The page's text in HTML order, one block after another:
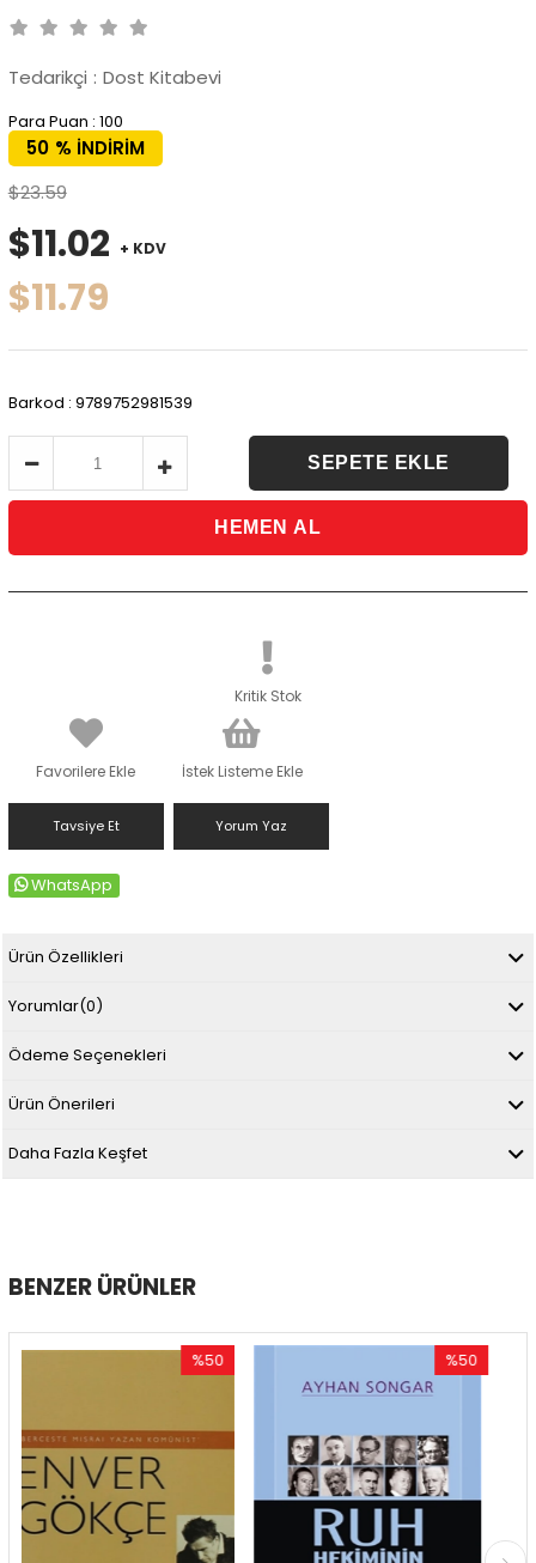
Tedarikçi : Dost Kitabevi
Para Puan : 100
%
50
İNDIRIM
$23.59
$11.02 + KDV
$11.79
Barkod : 9789752981539
Kritik Stok
Favorilere Ekle İstek Listeme Ekle
Tavsiye Et Yorum Yaz
WhatsApp
Ürün Özellikleri
Yorumlar(0)
Ödeme Seçenekleri
Ürün Önerileri
Daha Fazla Keşfet
BENZER ÜRÜNLER
İndirim